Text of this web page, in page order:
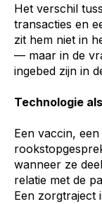
Het verschil
transacties en
zit hem niet in
— maar in de
ingebed zijn in
Technologie
Een vaccin,
wanneer ze
relatie met de
Een zorgtraject